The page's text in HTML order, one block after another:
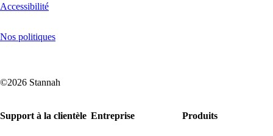
Accessibilité
Nos politiques
©2026 Stannah
Support à la clientèle Entreprise Produits